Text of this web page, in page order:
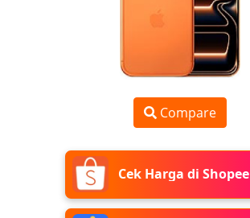
Compare
Cek Harga di Shopee